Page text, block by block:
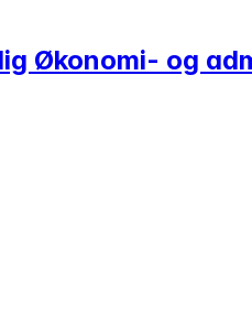
Økonomi- og